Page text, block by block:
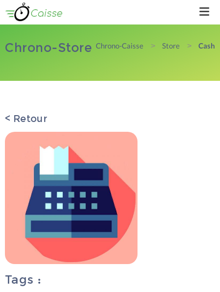
Chrono-Store
Suivez-nous
Chrono-Store Chrono-Caisse > Store > Cash
< Retour
Tags :